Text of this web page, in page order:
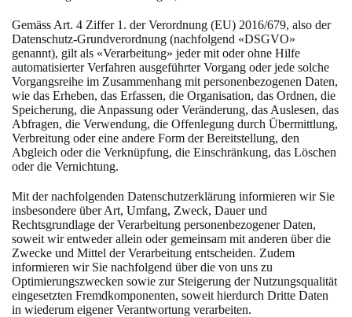
Gemäss Art. 4 Ziffer 1. der Verordnung (EU) 2016/679, also der
Datenschutz-Grundverordnung (nachfolgend «DSGVO»
genannt), gilt als «Verarbeitung» jeder mit oder ohne Hilfe
automatisierter Verfahren ausgeführter Vorgang oder jede solche
Vorgangsreihe im Zusammenhang mit personenbezogenen Daten,
wie das Erheben, das Erfassen, die Organisation, das Ordnen, die
Speicherung, die Anpassung oder Veränderung, das Auslesen, das
Abfragen, die Verwendung, die Offenlegung durch Übermittlung,
Verbreitung oder eine andere Form der Bereitstellung, den
Abgleich oder die Verknüpfung, die Einschränkung, das Löschen
oder die Vernichtung.
Mit der nachfolgenden Datenschutzerklärung informieren wir Sie
insbesondere über Art, Umfang, Zweck, Dauer und
Rechtsgrundlage der Verarbeitung personenbezogener Daten,
soweit wir entweder allein oder gemeinsam mit anderen über die
Zwecke und Mittel der Verarbeitung entscheiden. Zudem
informieren wir Sie nachfolgend über die von uns zu
Optimierungszwecken sowie zur Steigerung der Nutzungsqualität
eingesetzten Fremdkomponenten, soweit hierdurch Dritte Daten
in wiederum eigener Verantwortung verarbeiten.